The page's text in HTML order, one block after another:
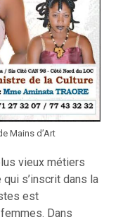
Mains d’Art
vieux métiers
s’inscrit dans la
est
Dans